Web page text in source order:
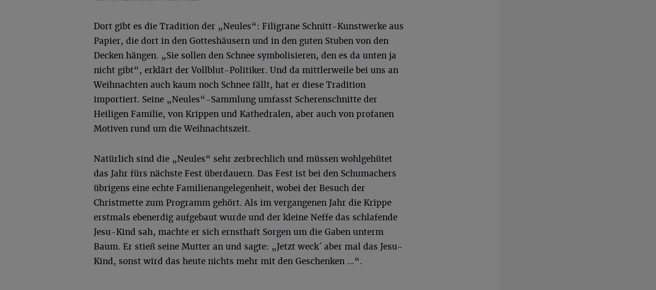
Dort gibt es die Tradition der „Neules“: Filigrane Schnitt-Kunstwerke aus
Papier, die dort in den Gotteshäusern und in den guten Stuben von den
Decken hängen. „Sie sollen den Schnee symbolisieren, den es da unten ja
nicht gibt“, erklärt der Vollblut-Politiker. Und da mittlerweile bei uns an
Weihnachten auch kaum noch Schnee fällt, hat er diese Tradition
importiert. Seine „Neules“-Sammlung umfasst Scherenschnitte der
Heiligen Familie, von Krippen und Kathedralen, aber auch von profanen
Motiven rund um die Weihnachtszeit.
Natürlich sind die „Neules“ sehr zerbrechlich und müssen wohlgehütet
das Jahr fürs nächste Fest überdauern. Das Fest ist bei den Schumachers
übrigens eine echte Familienangelegenheit, wobei der Besuch der
Christmette zum Programm gehört. Als im vergangenen Jahr die Krippe
erstmals ebenerdig aufgebaut wurde und der kleine Neffe das schlafende
Jesu-Kind sah, machte er sich ernsthaft Sorgen um die Gaben unterm
Baum. Er stieß seine Mutter an und sagte: „Jetzt weck´ aber mal das Jesu-
Kind, sonst wird das heute nichts mehr mit den Geschenken …“.